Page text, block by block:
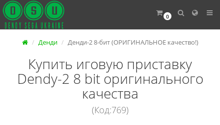
0
Денди Денди-2 8-бит (ОРИГИНАЛЬНОЕ качество!)
Купить иговую приставку
Dendy-2 8 bit оригинального
качества
(Код:769)